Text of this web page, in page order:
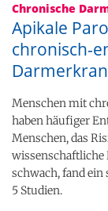
Chronische
Apikale
chronisch-
Menschen mit
haben häufiger
Menschen, das
wissenschaftliche
schwach, fand
5 Studien.